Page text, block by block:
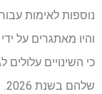
והיו מאתגרים על
שלהם בשנת 2026.